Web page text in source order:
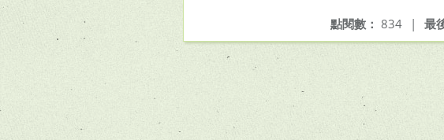
最
點閱數： 834 |